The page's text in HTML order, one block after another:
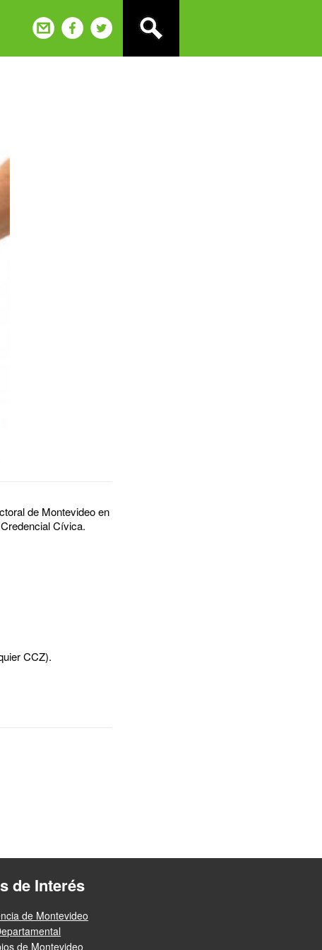
de Montevideo en
Cívica.
CCZ).
de Interés
de Montevideo
de Montevideo